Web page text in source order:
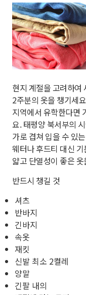
현지 계절을 고려하여
2주분의 옷을 챙기세
지역에서 유학한다면
요. 태평양 북서부의
가로 겹쳐 입을 수 있
웨터나 후드티 대신
얇고 단열성이 좋은
반드시 챙길 것
셔츠
반바지
긴바지
속옷
재킷
신발 최소 2켤레
양말
긴팔 내의